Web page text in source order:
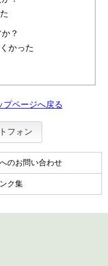
？
かった
プページへ戻る
フォン
のお問い合わせ
ク集